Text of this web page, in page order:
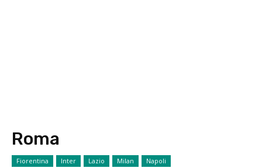
Roma
Fiorentina Inter Lazio Milan Napoli